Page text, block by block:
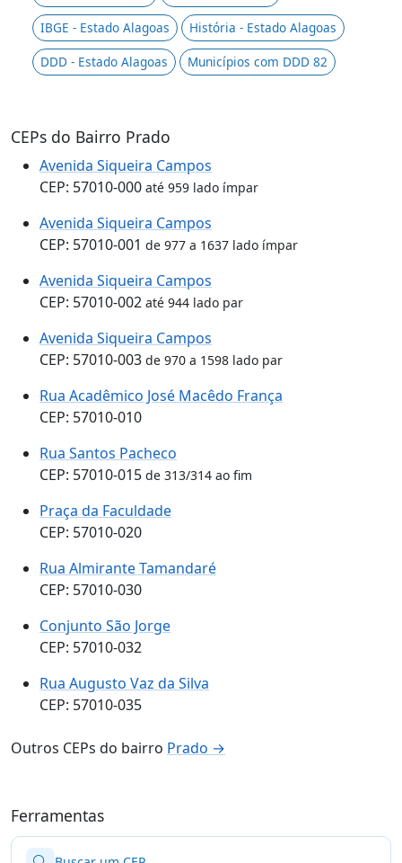
IBGE - Estado Alagoas
História - Estado Alagoas
DDD - Estado Alagoas
Municípios com DDD 82
CEPs do Bairro Prado
Avenida Siqueira Campos
CEP: 57010-000 até 959 lado ímpar
Avenida Siqueira Campos
CEP: 57010-001 de 977 a 1637 lado ímpar
Avenida Siqueira Campos
CEP: 57010-002 até 944 lado par
Avenida Siqueira Campos
CEP: 57010-003 de 970 a 1598 lado par
Rua Acadêmico José Macêdo França
CEP: 57010-010
Rua Santos Pacheco
CEP: 57010-015 de 313/314 ao fim
Praça da Faculdade
CEP: 57010-020
Rua Almirante Tamandaré
CEP: 57010-030
Conjunto São Jorge
CEP: 57010-032
Rua Augusto Vaz da Silva
CEP: 57010-035
Outros CEPs do bairro Prado →
Ferramentas